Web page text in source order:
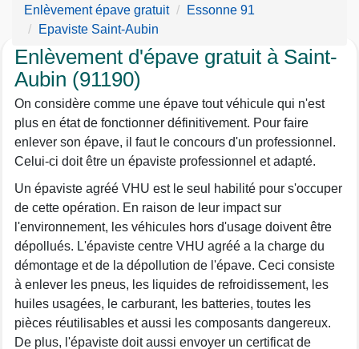
Enlèvement épave gratuit
Essonne 91
Epaviste Saint-Aubin
Enlèvement d'épave gratuit à Saint-
Aubin (91190)
On considère comme une épave tout véhicule qui n'est
plus en état de fonctionner définitivement. Pour faire
enlever son épave, il faut le concours d'un professionnel.
Celui-ci doit être un épaviste professionnel et adapté.
Un épaviste agréé VHU est le seul habilité pour s'occuper
de cette opération. En raison de leur impact sur
l'environnement, les véhicules hors d'usage doivent être
dépollués. L'épaviste centre VHU agréé a la charge du
démontage et de la dépollution de l'épave. Ceci consiste
à enlever les pneus, les liquides de refroidissement, les
huiles usagées, le carburant, les batteries, toutes les
pièces réutilisables et aussi les composants dangereux.
De plus, l'épaviste doit aussi envoyer un certificat de